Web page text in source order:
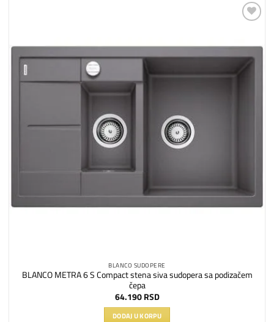
listu
želja
BLANCO SUDOPERE
BLANCO METRA 6 S Compact stena siva sudopera sa podizačem
čepa
64.190 RSD
DODAJ U KORPU